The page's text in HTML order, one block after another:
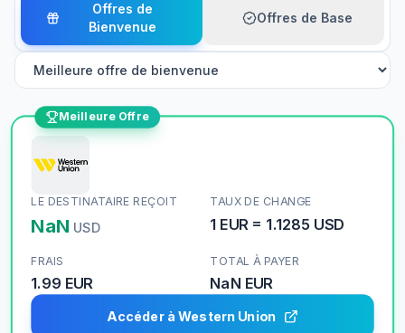
Offres de
Bienvenue
Offres de Base
Meilleure Offre
LE DESTINATAIRE REÇOIT
NaN USD
TAUX DE CHANGE
1 EUR= 1.1285 USD
FRAIS
1.99 EUR
TOTAL À PAYER
NaN EUR
Accéder à Western Union